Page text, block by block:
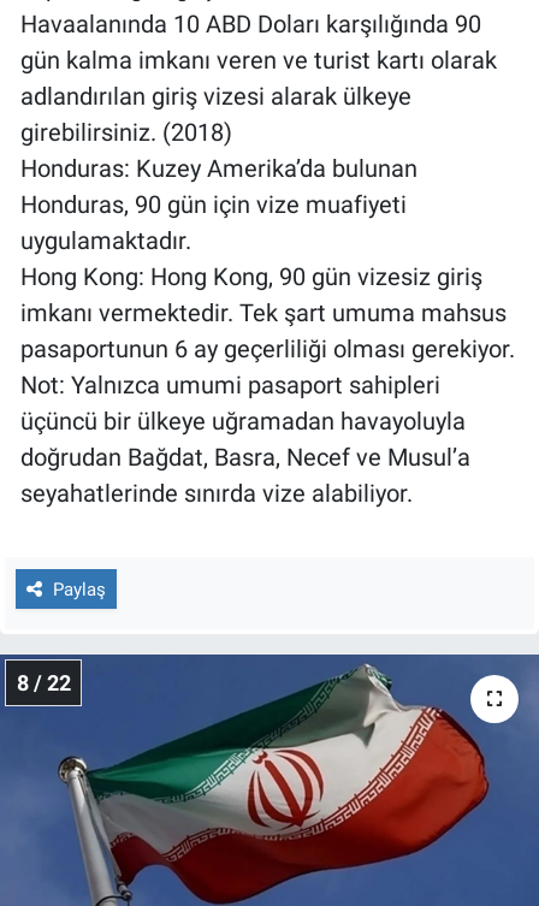
Havaalanında 10 ABD Doları karşılığında 90
gün kalma imkanı veren ve turist kartı olarak
adlandırılan giriş vizesi alarak ülkeye
girebilirsiniz. (2018)
Honduras: Kuzey Amerika’da bulunan
Honduras, 90 gün için vize muafiyeti
uygulamaktadır.
Hong Kong: Hong Kong, 90 gün vizesiz giriş
imkanı vermektedir. Tek şart umuma mahsus
pasaportunun 6 ay geçerliliği olması gerekiyor.
Not: Yalnızca umumi pasaport sahipleri
üçüncü bir ülkeye uğramadan havayoluyla
doğrudan Bağdat, Basra, Necef ve Musul’a
seyahatlerinde sınırda vize alabiliyor.
Paylaş
8 / 22